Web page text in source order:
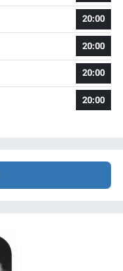
20:00
20:00
20:00
20:00